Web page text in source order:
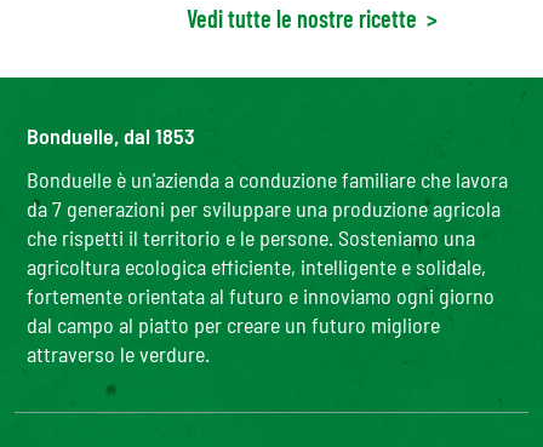
Vedi tutte le nostre ricette >
Bonduelle, dal 1853
Bonduelle è un'azienda a conduzione familiare che lavora
da 7 generazioni per sviluppare una produzione agricola
che rispetti il territorio e le persone. Sosteniamo una
agricoltura ecologica efficiente, intelligente e solidale,
fortemente orientata al futuro e innoviamo ogni giorno
dal campo al piatto per creare un futuro migliore
attraverso le verdure.